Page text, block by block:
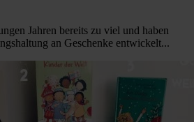
Jahren bereits zu viel und haben
an Geschenke entwickelt...